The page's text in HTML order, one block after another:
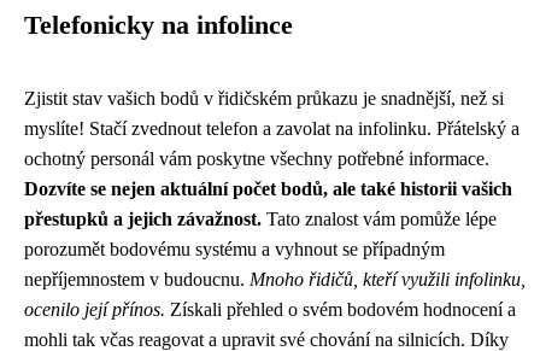
Telefonicky na infolince
Zjistit stav vašich bodů v řidičském průkazu je snadnější, než si
myslíte! Stačí zvednout telefon a zavolat na infolinku. Přátelský a
ochotný personál vám poskytne všechny potřebné informace.
Dozvíte se nejen aktuální počet bodů, ale také historii vašich
přestupků a jejich závažnost. Tato znalost vám pomůže lépe
porozumět bodovému systému a vyhnout se případným
nepříjemnostem v budoucnu. Mnoho řidičů, kteří využili infolinku,
ocenilo její přínos. Získali přehled o svém bodovém hodnocení a
mohli tak včas reagovat a upravit své chování na silnicích. Díky